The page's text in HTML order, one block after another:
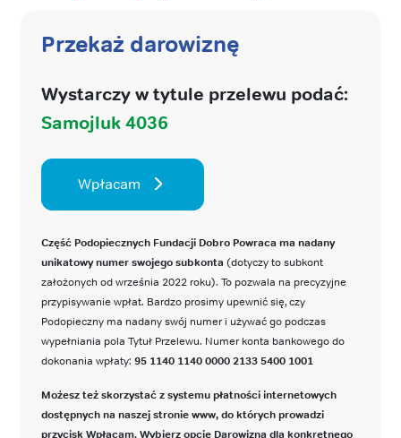
Przekaż darowiznę
Wystarczy w tytule przelewu podać:
Samojluk 4036
Wpłacam
Część Podopiecznych Fundacji Dobro Powraca ma nadany
unikatowy numer swojego subkonta (dotyczy to subkont
założonych od września 2022 roku). To pozwala na precyzyjne
przypisywanie wpłat. Bardzo prosimy upewnić się, czy
Podopieczny ma nadany swój numer i używać go podczas
wypełniania pola Tytuł Przelewu. Numer konta bankowego do
dokonania wpłaty: 95 1140 1140 0000 2133 5400 1001
Możesz też skorzystać z systemu płatności internetowych
dostępnych na naszej stronie www, do których prowadzi
przycisk Wpłacam. Wybierz opcję Darowizna dla konkretnego